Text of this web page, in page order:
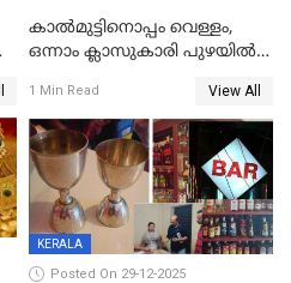
കാൽമുട്ടിനൊപ്പം വെള്ളം,
ഒന്നാം ക്ലാസുകാരി പുഴയിൽ
കുട്ടികൾക്കൊപ്പം
കളിക്കുന്നതിനിടെ
1 Min Read View All
KERALA
Posted On 29-12-2025